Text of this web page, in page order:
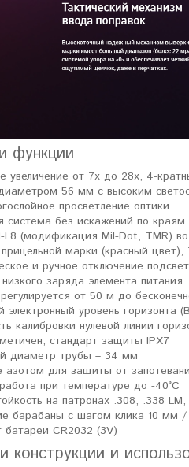
г.
функции
увеличение от 7x до 28x, 4-
56 мм с высоким
просветление оптики
система без искажений по краям
L8 (модификация Mil-Dot, TMR)
марки (красный цвет),
и ручное отключение
заряда элемента питания
от 50 м до
электронный уровень горизонта
калибровки нулевой линии
стандарт защиты IPX7
диаметр трубы – 34 мм
азотом для защиты от
при температуре до -40°C
на патронах .308, .338
барабаны с шагом клика 10 мм
батареи CR2032 (3V)
конструкции и